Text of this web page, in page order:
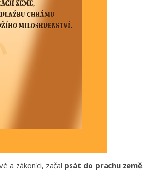
a zákoníci, začal psát do prachu země.